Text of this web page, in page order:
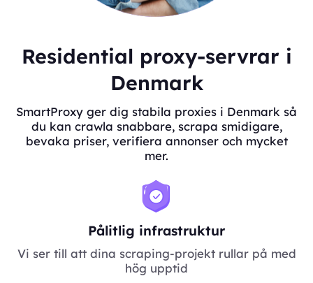
Residential proxy-servrar i
Denmark
SmartProxy ger dig stabila proxies i Denmark så
du kan crawla snabbare, scrapa smidigare,
bevaka priser, verifiera annonser och mycket
mer.
Pålitlig infrastruktur
Vi ser till att dina scraping-projekt rullar på med
hög upptid